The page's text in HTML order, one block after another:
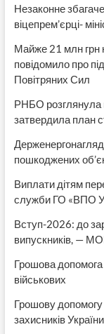
Незаконне
віцепрем’єрці-
Майже 21 млн грн
повідомило про
Повітряних Сил
РНБО розглянула
затвердила план
пошкоджених
Виплати дітям
служби ГО «ВПО
Вступ-2026: до
випускників, —
Грошова допомога
військових
Грошову допомогу
захисників